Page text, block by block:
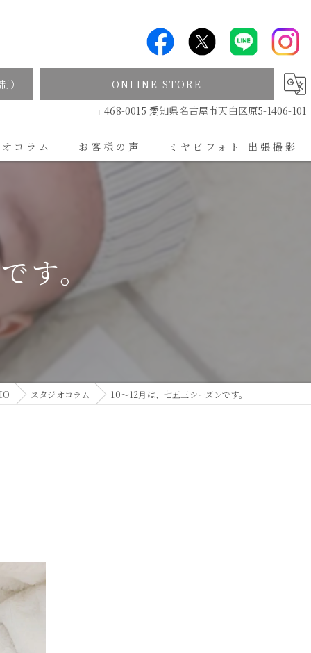
）
ONLINE STORE
〒468-0015 愛知県名古屋市天白区原5-1406-101
コラム お客様の声 ミヤビフォト 出張撮影
す。
スタジオコラム 10～12月は、七五三シーズンです。